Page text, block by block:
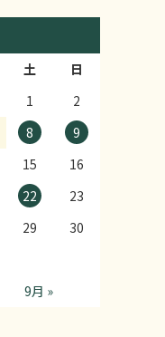
土
日
1
2
8
9
15
16
22
23
29
30
9月 »